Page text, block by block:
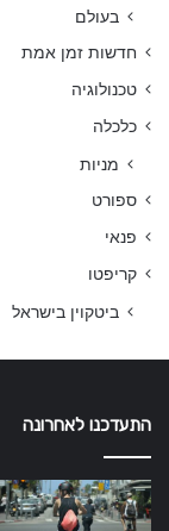
בעולם
חדשות זמן אמת
טכנולוגיה
כלכלה
מניות
ספורט
פנאי
קריפטו
ביטקוין בישראל
התעדכנו לאחרונה